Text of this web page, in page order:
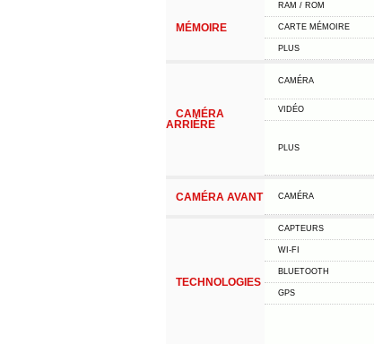
MÉMOIRE
RAM / ROM
CARTE MÉMOIRE
PLUS
CAMÉRA
ARRIÈRE
CAMÉRA
VIDÉO
PLUS
CAMÉRA AVANT CAMÉRA
TECHNOLOGIES
CAPTEURS
WI-FI
BLUETOOTH
GPS